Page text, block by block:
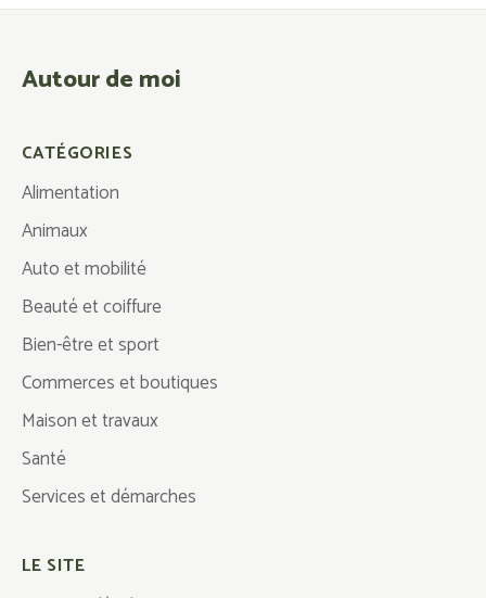
Autour de moi
CATÉGORIES
Alimentation
Animaux
Auto et mobilité
Beauté et coiffure
Bien-être et sport
Commerces et boutiques
Maison et travaux
Santé
Services et démarches
LE SITE